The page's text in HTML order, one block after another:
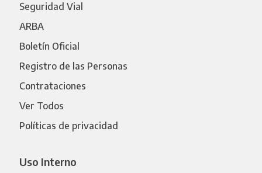
Seguridad Vial
ARBA
Boletín Oficial
Registro de las Personas
Contrataciones
Ver Todos
Políticas de privacidad
Uso Interno